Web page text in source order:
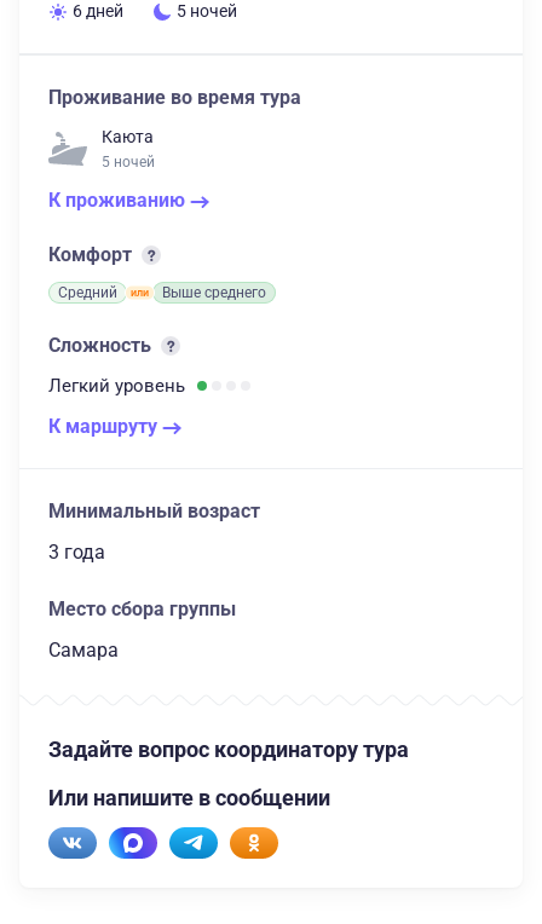
6 дней 5 ночей
Проживание во время тура
Каюта
5 ночей
К проживанию
Комфорт
Средний Выше среднего
Сложность
Легкий уровень
К маршруту
Минимальный возраст
3 года
Место сбора группы
Самара
Задайте вопрос координатору тура
Или напишите в сообщении